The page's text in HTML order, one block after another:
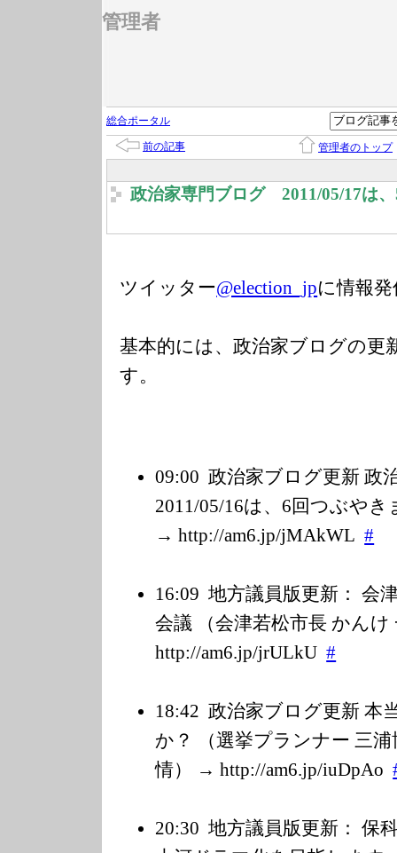
管理者
総合ポータル
前の記事 管理者のトップ
政治家専門ブログ 2011/05/17は
ツイッター@election_jpに情報
基本的には、政治家ブログの更
す。
09:00 政治家ブログ更新
2011/05/16は、6回つぶや
→ http://am6.jp/jMAkWL #
16:09 地方議員版更新： 会
会議 （会津若松市長 かん
http://am6.jp/jrULkU #
18:42 政治家ブログ更新 本
か？ （選挙プランナー 三
情） → http://am6.jp/iuDpAo
20:30 地方議員版更新： 保